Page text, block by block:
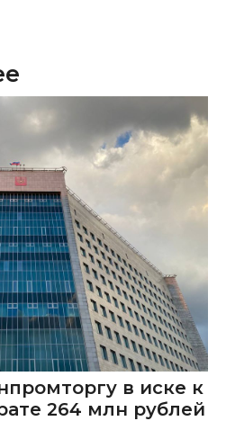
в иске к
264 млн рублей